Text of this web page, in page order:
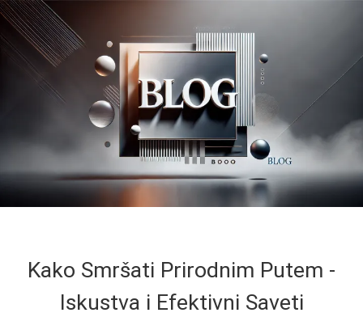
Kako Smršati Prirodnim Putem -
Iskustva i Efektivni Saveti